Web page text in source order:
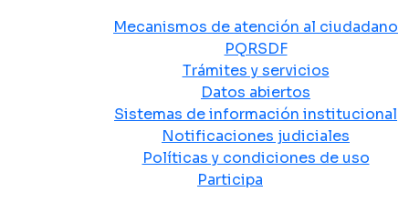
Mecanismos de atención al ciudadano
PQRSDF
Trámites y servicios
Datos abiertos
Sistemas de información institucional
Notificaciones judiciales
Políticas y condiciones de uso
Participa